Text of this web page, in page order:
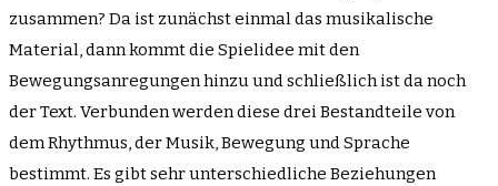
zusammen? Da ist zunächst einmal das musikalische
Material, dann kommt die Spielidee mit den
Bewegungsanregungen hinzu und schließlich ist da noch
der Text. Verbunden werden diese drei Bestandteile von
dem Rhythmus, der Musik, Bewegung und Sprache
bestimmt. Es gibt sehr unterschiedliche Beziehungen